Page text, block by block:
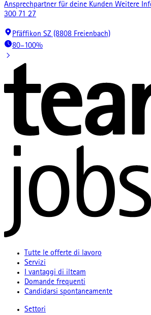
Ansprechpartner für deine Kunden Weitere
300 71 27
Pfäffikon SZ (8808 Freienbach)
80–100%
Tutte le offerte di lavoro
Servizi
I vantaggi di ilteam
Domande frequenti
Candidarsi spontaneamente
Settori